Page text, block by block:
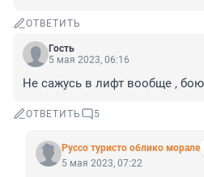
ОТВЕТИТЬ
Гость
5 мая 2023, 06:16
Не сажусь в лифт вообще ,
ОТВЕТИТЬ 5
Руссо туристо облико морале
5 мая 2023, 07:22